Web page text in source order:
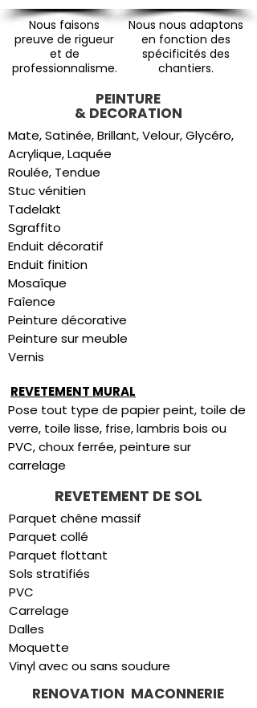
Nous faisons
preuve de rigueur
et de
professionnalisme.
Nous nous adaptons
en fonction des
spécificités des
chantiers.
PEINTURE
& DECORATION
Mate, Satinée, Brillant, Velour, Glycéro,
Acrylique, Laquée
Roulée, Tendue
Stuc vénitien
Tadelakt
Sgraffito
Enduit décoratif
Enduit finition
Mosaîque
Faîence
Peinture décorative
Peinture sur meuble
Vernis
REVETEMENT MURAL
Pose tout type de papier peint, toile de
verre, toile lisse, frise, lambris bois ou
PVC, choux ferrée, peinture sur
carrelage
REVETEMENT DE SOL
Parquet chêne massif
Parquet collé
Parquet flottant
Sols stratifiés
PVC
Carrelage
Dalles
Moquette
Vinyl avec ou sans soudure
RENOVATION MACONNERIE